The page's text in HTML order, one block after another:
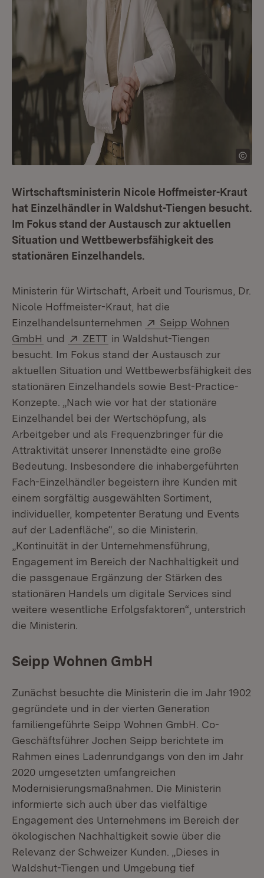
Wirtschaftsministerin Nicole Hoffmeister-Kraut
hat Einzelhändler in Waldshut-Tiengen besucht.
Im Fokus stand der Austausch zur aktuellen
Situation und Wettbewerbsfähigkeit des
stationären Einzelhandels.
Ministerin für Wirtschaft, Arbeit und Tourismus, Dr.
Nicole Hoffmeister-Kraut, hat die
Einzelhandelsunternehmen
Extern:
Seipp Wohnen
GmbH (Öffnet in neuem Fenster)
und Extern:
ZETT (Öffnet in neuem Fenster)
in Waldshut-Tiengen
besucht. Im Fokus stand der Austausch zur
aktuellen Situation und Wettbewerbsfähigkeit des
stationären Einzelhandels sowie Best-Practice-
Konzepte. „Nach wie vor hat der stationäre
Einzelhandel bei der Wertschöpfung, als
Arbeitgeber und als Frequenzbringer für die
Attraktivität unserer Innenstädte eine große
Bedeutung. Insbesondere die inhabergeführten
Fach-Einzelhändler begeistern ihre Kunden mit
einem sorgfältig ausgewählten Sortiment,
individueller, kompetenter Beratung und Events
auf der Ladenfläche“, so die Ministerin.
„Kontinuität in der Unternehmensführung,
Engagement im Bereich der Nachhaltigkeit und
die passgenaue Ergänzung der Stärken des
stationären Handels um digitale Services sind
weitere wesentliche Erfolgsfaktoren“, unterstrich
die Ministerin.
Seipp Wohnen GmbH
Zunächst besuchte die Ministerin die im Jahr 1902
gegründete und in der vierten Generation
familiengeführte Seipp Wohnen GmbH. Co-
Geschäftsführer Jochen Seipp berichtete im
Rahmen eines Ladenrundgangs von den im Jahr
2020 umgesetzten umfangreichen
Modernisierungsmaßnahmen. Die Ministerin
informierte sich auch über das vielfältige
Engagement des Unternehmens im Bereich der
ökologischen Nachhaltigkeit sowie über die
Relevanz der Schweizer Kunden. „Dieses in
Waldshut-Tiengen und Umgebung tief